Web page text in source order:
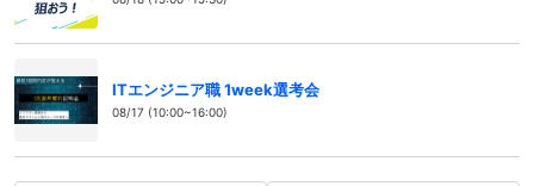
ITエンジニア職 1week選考会
08/17 (10:00~16:00)